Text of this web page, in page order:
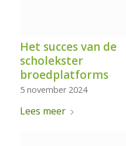
Het succes van de
scholekster
broedplatforms
5 november 2024
Lees meer